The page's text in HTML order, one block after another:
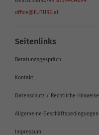
office@FUTURE.at
Seitenlinks
Beratungsgespräch
Kontakt
Datenschutz / Rechtliche Hinweise
Allgemeine Geschäftsbedingungen
Impressum